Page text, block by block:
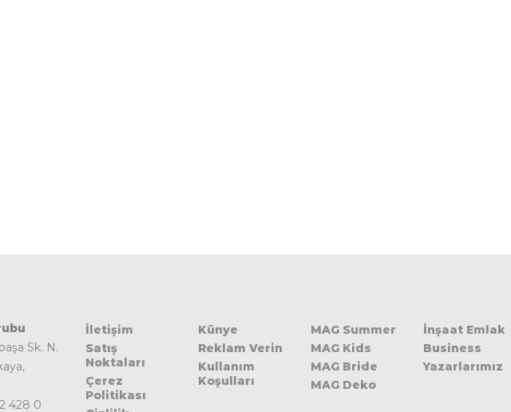
Sk. N.
428 0
İletişim
Satış
Noktaları
Çerez
Politikası
Künye
Reklam Verin
Kullanım
Koşulları
MAG Summer
MAG Kids
MAG Bride
MAG Deko
İnşaat Emlak
Business
Yazarlarımız